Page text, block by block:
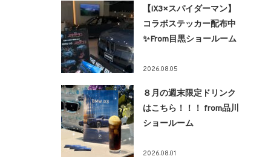
【iX3×スパイダーマン】
コラボステッカー配布中
✨From目黒ショールーム
2026.08.05
８月の週末限定ドリンク
はこちら！！！ from品川
ショールーム
2026.08.01